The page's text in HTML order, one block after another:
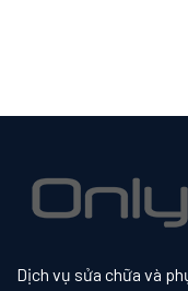
Dịch vụ sửa chữa và